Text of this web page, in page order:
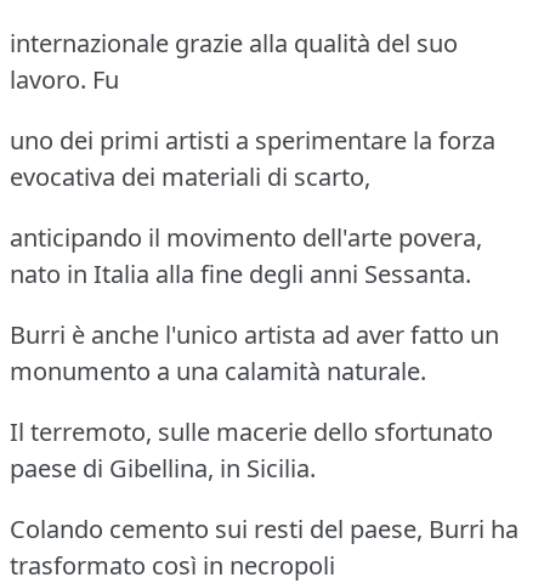
internazionale grazie alla qualità del suo
lavoro. Fu
uno dei primi artisti a sperimentare la forza
evocativa dei materiali di scarto,
anticipando il movimento dell'arte povera,
nato in Italia alla fine degli anni Sessanta.
Burri è anche l'unico artista ad aver fatto un
monumento a una calamità naturale.
Il terremoto, sulle macerie dello sfortunato
paese di Gibellina, in Sicilia.
Colando cemento sui resti del paese, Burri ha
trasformato così in necropoli